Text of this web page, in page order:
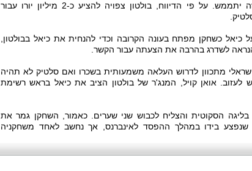
האנגלי ייתכן מאוד שהתסריט הזה יתממש. על פי הדיווח, בולטון צפויה להציע כ-2 מיליון יורו עבור
כיאל כשחקן מפתח בעונה הקרובה וכדי להנחית את כיאל בבולטון,
לשדרג בהרבה את הצעתה עבור הקשר.
עד 2014, אולם הישראלי מתכוון לדרוש העלאה משמעותית בשכרו ואם סלטיק לא תהיה
לעזוב. אואן קויל, המנג'ר של בולטון הציב את כיאל בראש רשימת
ב-18 משחקים בליגה הסקוטית והצליח לכבוש שני שערים. כאמור, השחקן גמר את
בידו במהלך ההפסד לאינברנס, אך נחשב לאחד משחקניה